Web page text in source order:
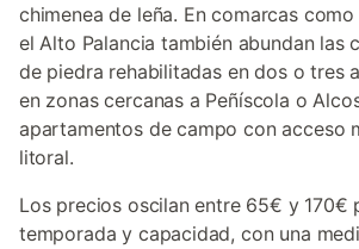
chimenea de leña. En comarcas
el Alto Palancia también abundan las
de piedra rehabilitadas en dos o tres
en zonas cercanas a Peñíscola o
apartamentos de campo con acceso
litoral.
Los precios oscilan entre 65€ y 170€
temporada y capacidad, con una